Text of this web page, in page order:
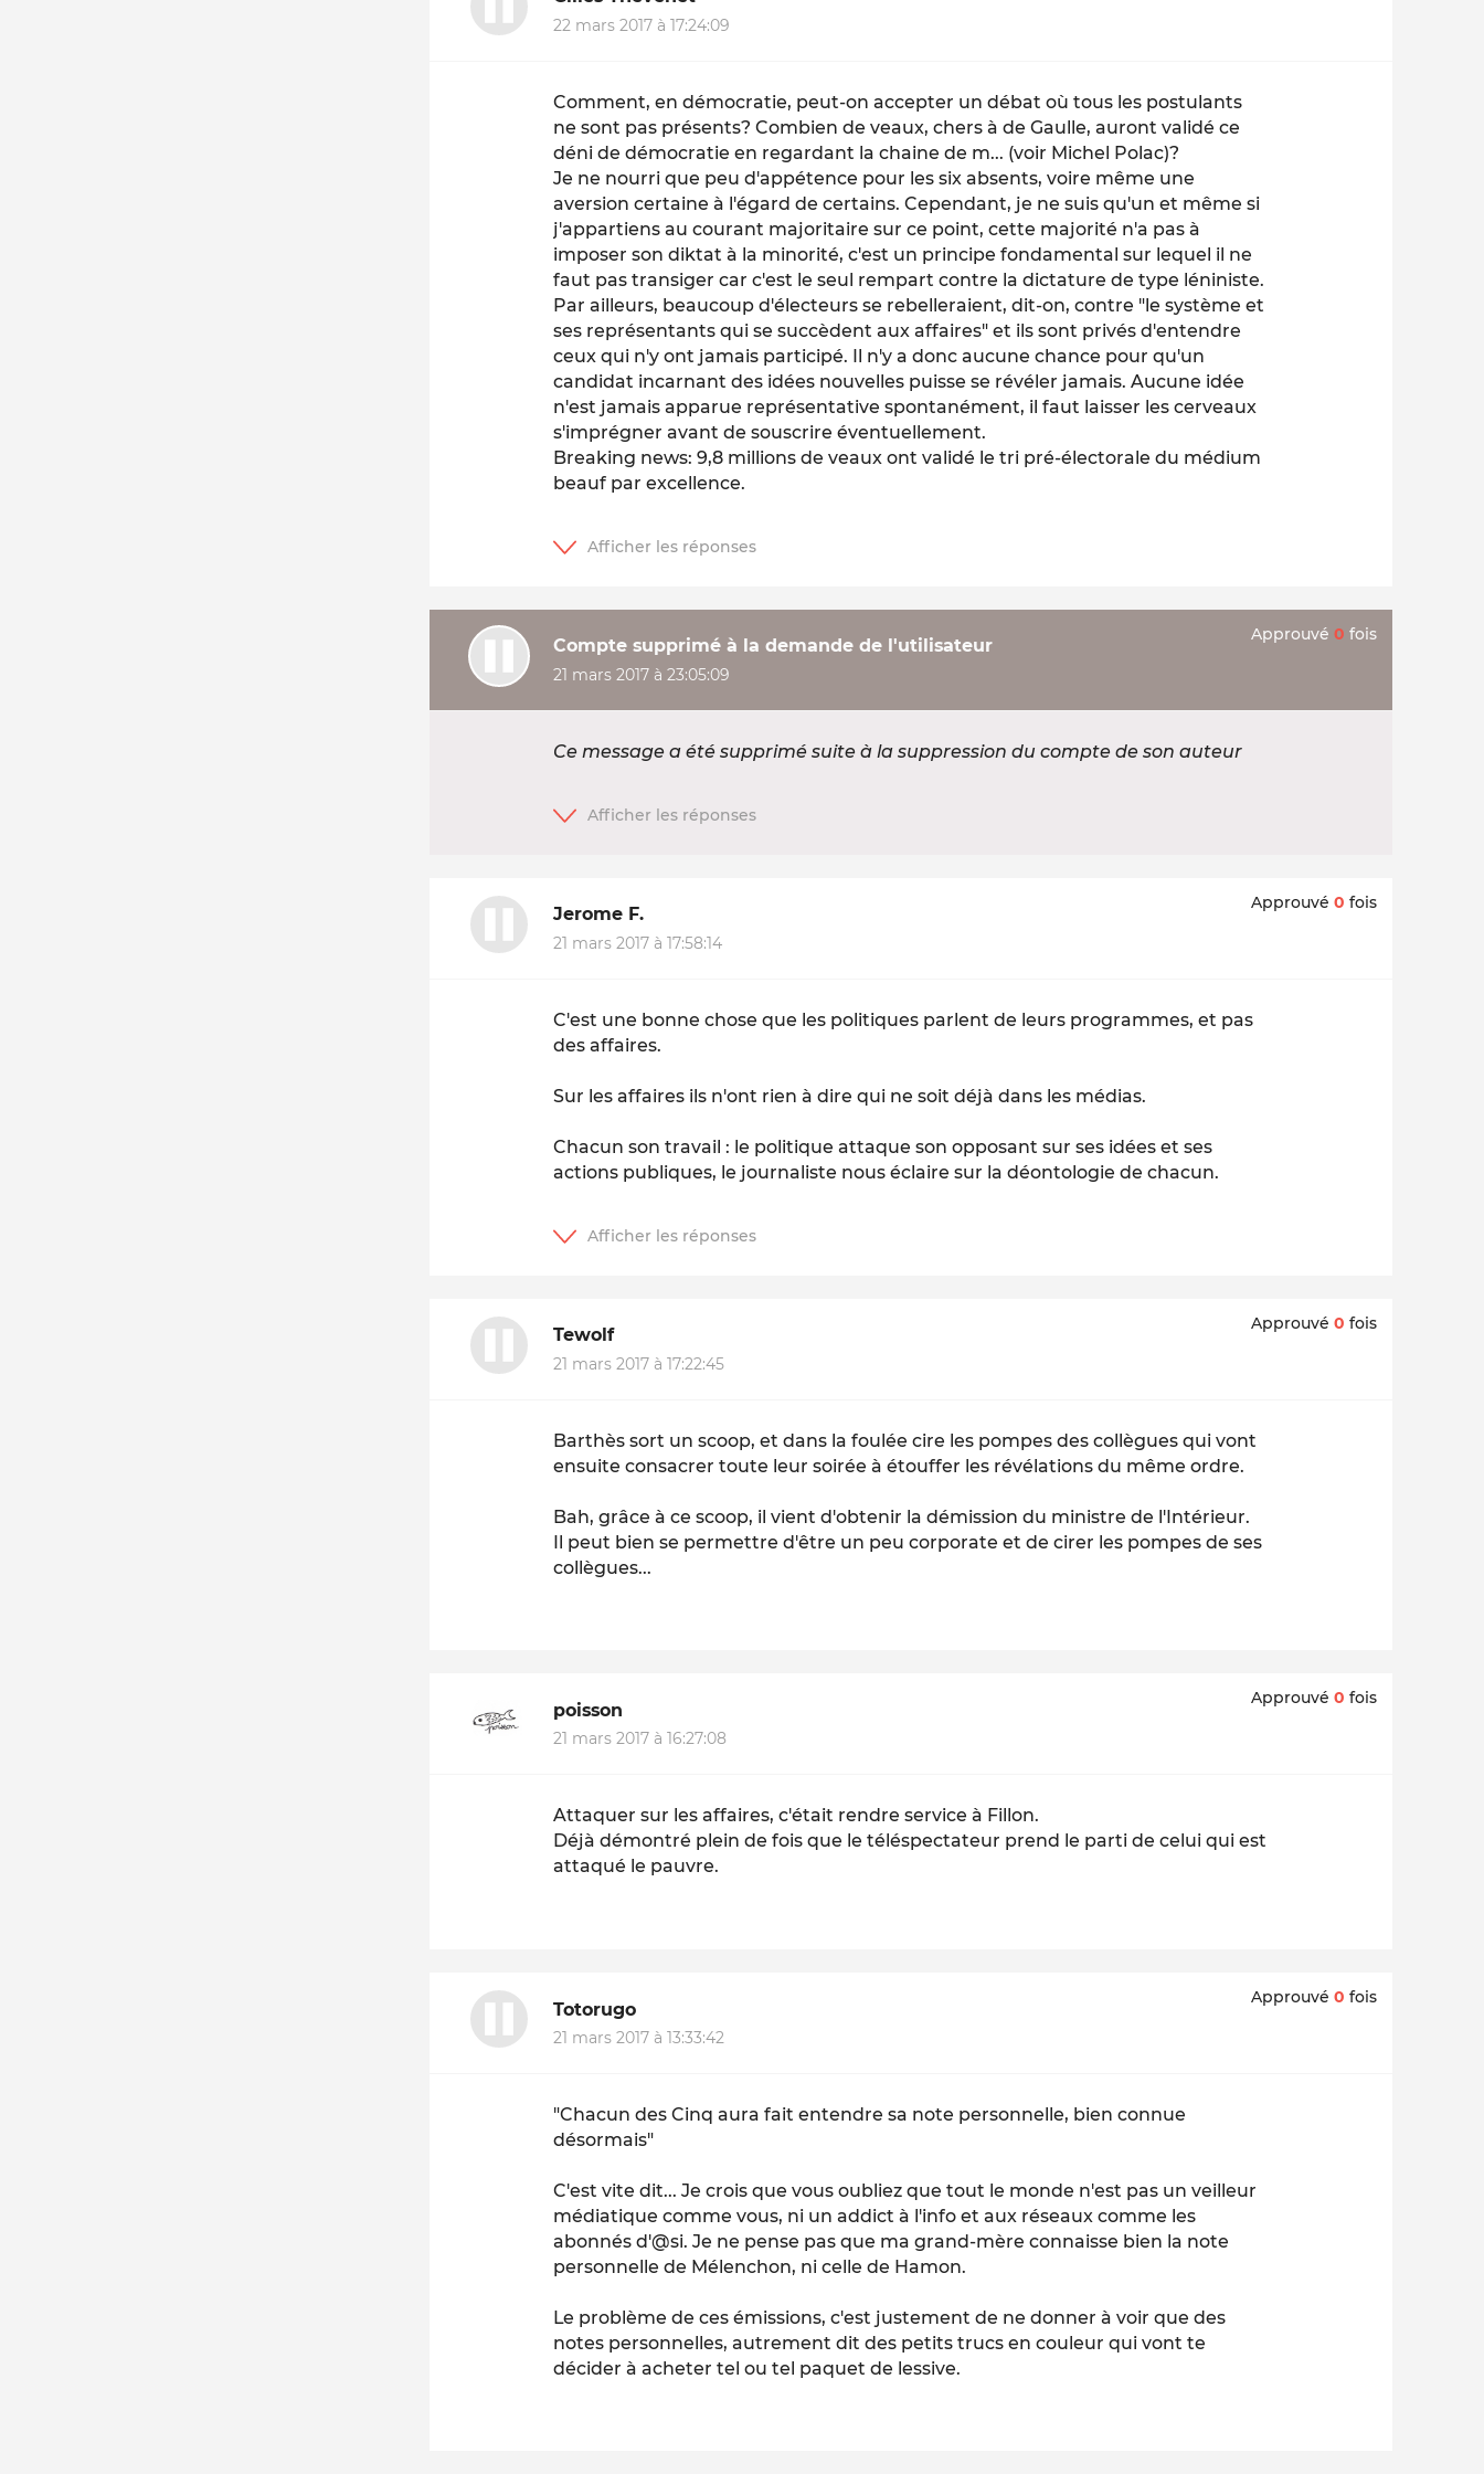
22 mars 2017 à 17:24:09
Comment, en démocratie, peut-on accepter un débat où tous les postulants
ne sont pas présents? Combien de veaux, chers à de Gaulle, auront validé ce
déni de démocratie en regardant la chaine de m... (voir Michel Polac)?
Je ne nourri que peu d'appétence pour les six absents, voire même une
aversion certaine à l'égard de certains. Cependant, je ne suis qu'un et même si
j'appartiens au courant majoritaire sur ce point, cette majorité n'a pas à
imposer son diktat à la minorité, c'est un principe fondamental sur lequel il ne
faut pas transiger car c'est le seul rempart contre la dictature de type léniniste.
Par ailleurs, beaucoup d'électeurs se rebelleraient, dit-on, contre "le système et
ses représentants qui se succèdent aux affaires" et ils sont privés d'entendre
ceux qui n'y ont jamais participé. Il n'y a donc aucune chance pour qu'un
candidat incarnant des idées nouvelles puisse se révéler jamais. Aucune idée
n'est jamais apparue représentative spontanément, il faut laisser les cerveaux
s'imprégner avant de souscrire éventuellement.
Breaking news: 9,8 millions de veaux ont validé le tri pré-électorale du médium
beauf par excellence.
Compte supprimé à la demande de l'utilisateur
21 mars 2017 à 23:05:09
Approuvé 0 fois
Ce message a été supprimé suite à la suppression du compte de son auteur
Jerome F.
21 mars 2017 à 17:58:14
Approuvé 0 fois
C'est une bonne chose que les politiques parlent de leurs programmes, et pas
des affaires.
Sur les affaires ils n'ont rien à dire qui ne soit déjà dans les médias.
Chacun son travail : le politique attaque son opposant sur ses idées et ses
actions publiques, le journaliste nous éclaire sur la déontologie de chacun.
Tewolf
21 mars 2017 à 17:22:45
Approuvé 0 fois
Barthès sort un scoop, et dans la foulée cire les pompes des collègues qui vont
ensuite consacrer toute leur soirée à étouffer les révélations du même ordre.
Bah, grâce à ce scoop, il vient d'obtenir la démission du ministre de l'Intérieur.
Il peut bien se permettre d'être un peu corporate et de cirer les pompes de ses
collègues...
poisson
21 mars 2017 à 16:27:08
Approuvé 0 fois
Attaquer sur les affaires, c'était rendre service à Fillon.
Déjà démontré plein de fois que le téléspectateur prend le parti de celui qui est
attaqué le pauvre.
Totorugo
21 mars 2017 à 13:33:42
Approuvé 0 fois
"Chacun des Cinq aura fait entendre sa note personnelle, bien connue
désormais"
C'est vite dit... Je crois que vous oubliez que tout le monde n'est pas un veilleur
médiatique comme vous, ni un addict à l'info et aux réseaux comme les
abonnés d'@si. Je ne pense pas que ma grand-mèreconnaisse bien la note
personnelle de Mélenchon, ni celle de Hamon.
Le problème de ces émissions, c'est justement de ne donner à voir que des
notes personnelles, autrement dit des petits trucs en couleur qui vont te
décider à acheter tel ou tel paquet de lessive.